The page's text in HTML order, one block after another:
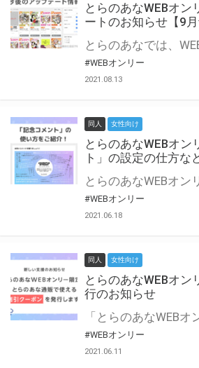
とらのあなWEBオン
ートのお知らせ【9月
#WEBオンリー
2021.08.13
同人 女性向け
とらのあなWEBオン
ト」の設定の仕方な
#WEBオンリー
2021.06.18
同人 女性向け
とらのあなWEBオン
行のお知らせ
#WEBオンリー
2021.06.11